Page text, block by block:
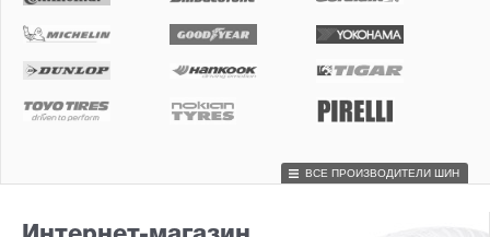
ВСЕ ПРОИЗВОДИТЕЛИ ШИН